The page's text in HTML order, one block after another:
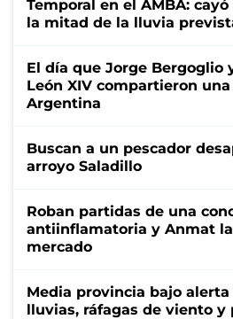
Temporal en el AMBA:
la mitad de la lluvia
El día que Jorge Bergoglio
León XIV compartieron
Argentina
Buscan a un pescador
arroyo Saladillo
Roban partidas de una
antiinflamatoria y Anmat
mercado
Media provincia bajo
lluvias, ráfagas de viento y